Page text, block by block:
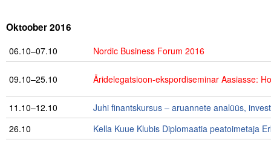
Oktoober 2016
06.10–07.10 Nordic Business Forum 2016
09.10–25.10 Äridelegatsioon-ekspordiseminar Aasiasse:
11.10–12.10
Juhi finantskursus – aruannete analüüs,
26.10
Kella Kuue Klubis Diplomaatia peatoimetaja